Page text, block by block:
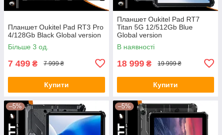
Планшет Oukitel Pad RT3 Pro
4/128Gb Black Global version
Більше 3 од.
7 499 ₴ 7 999 ₴
Купити
Планшет Oukitel Pad RT7
Titan 5G 12/512Gb Blue
Global version
В наявності
18 999 ₴ 19 999 ₴
Купити
–5% –5%